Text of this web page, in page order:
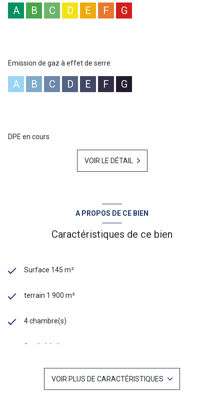
exposé sont disponibles sur le site Géorisques
:www.georisques.gouv.fr ”
A B C D E F G
Emission de gaz à effet de serre
A B C D E F G
DPE en cours
VOIR LE DÉTAIL
A PROPOS DE CE BIEN
Caractéristiques de ce bien
Surface 145 m²
terrain 1 900 m²
4 chambre(s)
3 salle(s) d'eau
VOIR PLUS DE CARACTÉRISTIQUES